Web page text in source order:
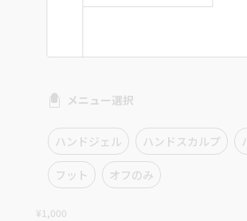
メニュー選択
ハンドジェル ハンドスカルプ
フット オフのみ
¥1,000